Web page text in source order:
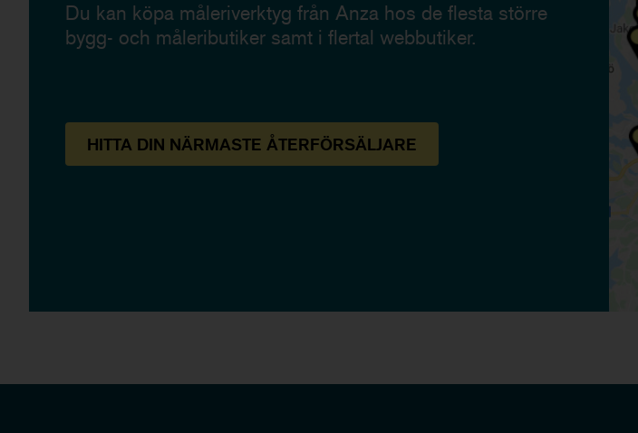
Du kan köpa måleriverktyg från Anza hos de flesta större
bygg- och måleributiker samt i flertal webbutiker.
HITTA DIN NÄRMASTE ÅTERFÖRSÄLJARE